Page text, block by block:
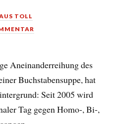
TOLL
Aneinanderreihung des
Buchstabensuppe, hat
Seit 2005 wird
Tag gegen Homo-, Bi-,